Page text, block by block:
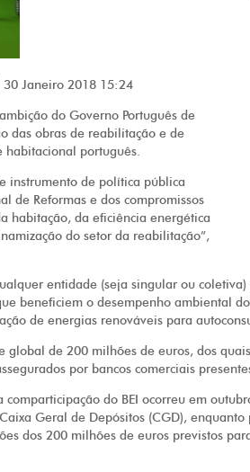
Janeiro 2018 15:24
do Governo Português de
das obras de reabilitação e de
habitacional português.
instrumento de política pública
de Reformas e dos compromissos
habitação, da eficiência energética
do setor da reabilitação”,
entidade (seja singular ou
beneficiem o desempenho ambiental
de energias renováveis para
de 200 milhões de euros, dos
por bancos comerciais
comparticipação do BEI ocorreu em
Geral de Depósitos (CGD),
dos 200 milhões de euros previstos